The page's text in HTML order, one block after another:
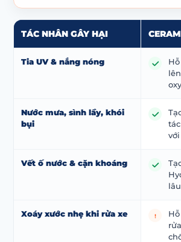
TÁC NHÂN GÂY HẠI
Tia UV & nắng nóng
Nước mưa, sình lầy, khói
bụi
Vết ố nước & cặn khoáng
Xoáy xước nhẹ khi rửa xe